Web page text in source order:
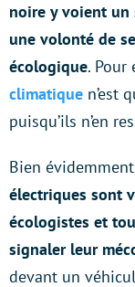
noire y voient un
une volonté de
écologique. Pour
climatique n’est
puisqu’ils n’en
Bien
électriques sont
écologistes et
signaler leur
devant un